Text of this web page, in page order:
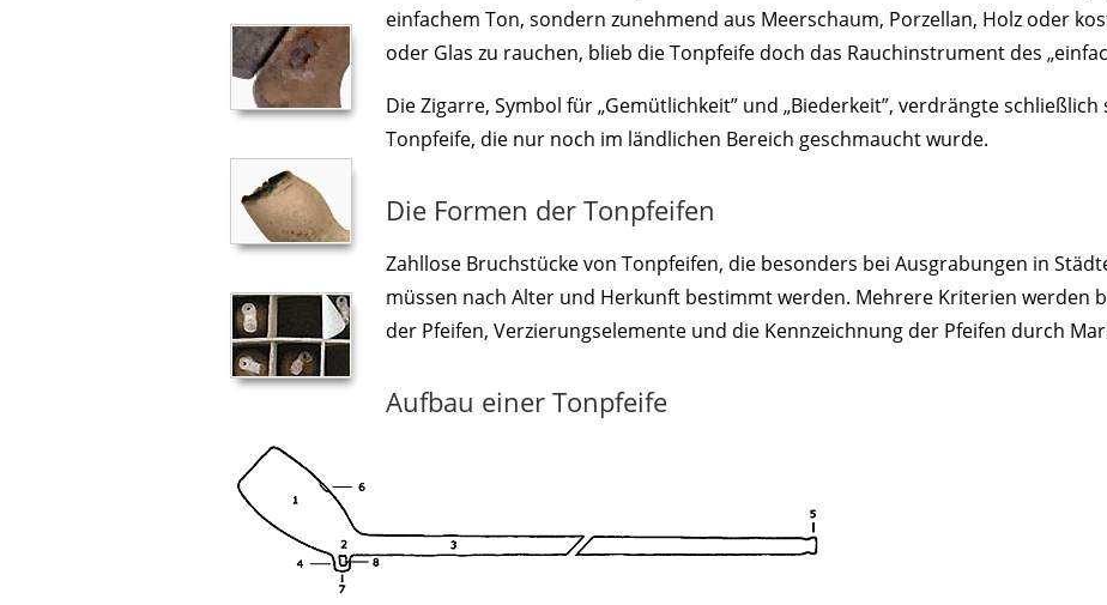
einfachem Ton, sondern zunehmend aus Meerschaum, Porzellan, Holz oder
oder Glas zu rauchen, blieb die Tonpfeife doch das Rauchinstrument des
Die Zigarre, Symbol für „Gemütlichkeit” und „Biederkeit”, verdrängte schließlich
Tonpfeife, die nur noch im ländlichen Bereich geschmaucht wurde.
Die Formen der Tonpfeifen
Zahllose Bruchstücke von Tonpfeifen, die besonders bei Ausgrabungen in
müssen nach Alter und Herkunft bestimmt werden. Mehrere Kriterien werden
der Pfeifen, Verzierungselemente und die Kennzeichnung der Pfeifen durch
Aufbau einer Tonpfeife